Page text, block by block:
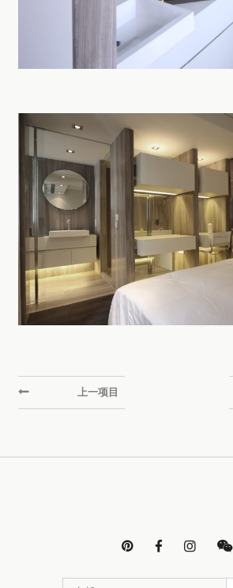
上一项目
   